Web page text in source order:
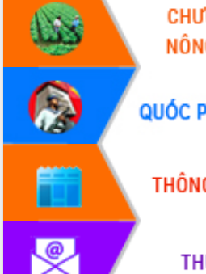
Gặp mặt các cơ quan báo chí nhân Kỷ
niệm 101 năm Ngày Báo chí Cách
mạng Việt Nam
Đắk Lắk sơ kết 4 năm triển khai thực
hiện Đề án 06 của Chính phủ
Họp báo thông tin về Hội nghị Công bố
Quy hoạch và Xúc tiến đầu tư tỉnh Đắk
Lắk
Khơi thông điểm nghẽn, đẩy nhanh
giải ngân vốn khắc phục thiên tai
HĐND tỉnh thông qua điều chỉnh Quy
hoạch tỉnh thời kỳ 2021-2030
Hội thảo góp ý hồ sơ điều chỉnh quy
hoạch tỉnh Đắk Lắk thời kỳ 2021-2030,
tầm nhìn đến năm 2050